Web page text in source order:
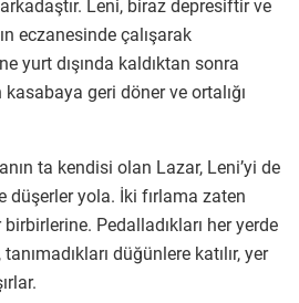
Leni, biraz depresiftir ve
eczanesinde çalışarak
yurt dışında kaldıktan sonra
geri döner ve ortalığı
ta kendisi olan Lazar, Leni’yi de
düşerler yola. İki fırlama zaten
Pedalladıkları her yerde
düğünlere katılır, yer